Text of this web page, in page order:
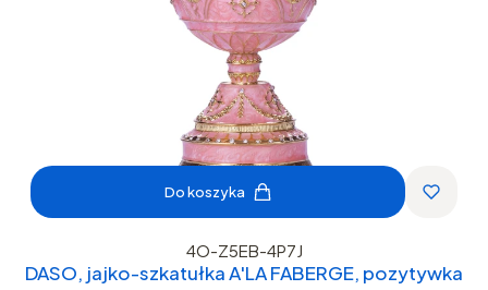
Do koszyka
4O-Z5EB-4P7J
DASO, jajko-szkatułka A'LA FABERGE, pozytywka